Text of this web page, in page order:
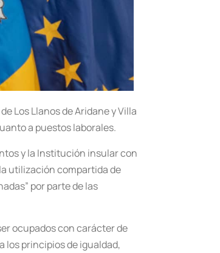
Los Llanos de Aridane y Villa
a puestos laborales.
y la Institución insular con
utilización compartida de
por parte de las
ocupados con carácter de
los principios de igualdad,